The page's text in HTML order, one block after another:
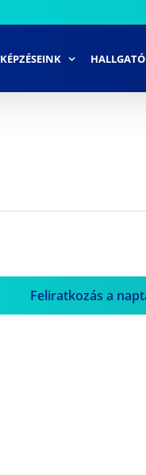
KÉPZÉSEINK
Feliratkozás a